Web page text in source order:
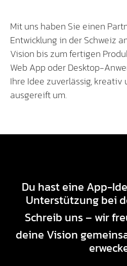
Mit uns haben Sie einen
Entwicklung in der Schweiz
Vision bis zum fertigen
Web App oder Desktop-
Ihre Idee zuverlässig, kreativ
ausgereift um.
Du hast eine App-
Unterstützung bei
Schreib uns – wir
deine Vision